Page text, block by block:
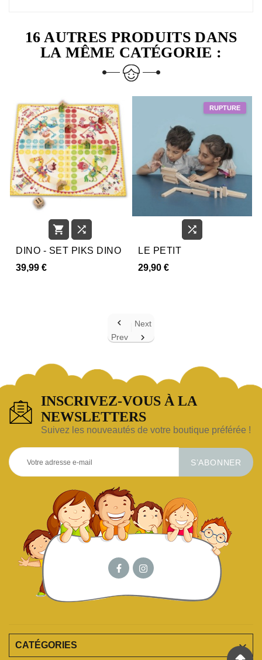
16 AUTRES PRODUITS DANS
LA MÊME CATÉGORIE :
 
DINO - SET PIKS DINO
39,99 €

LE PETIT
29,90 €

Prev
Next

INSCRIVEZ-VOUS À LA
NEWSLETTERS
Suivez les nouveautés de votre boutique préférée !
S’ABONNER
CATÉGORIES 